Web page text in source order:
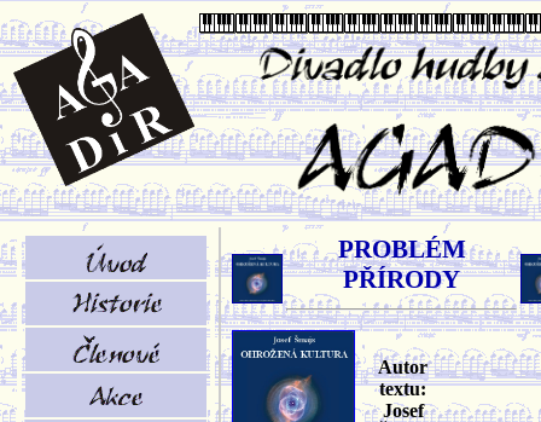
PROBLÉM
PŘÍRODY
Autor
textu:
Josef